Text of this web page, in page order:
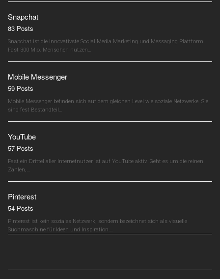
Snapchat
83 Posts
Snapchat ist die innovativste Social Media Marketing und Messaging Plattform.
Fast 300 Mio. Menschen nutzen…
Mobile Messenger
59 Posts
Mobile Messenger befinden sich auf dem gleichen Level wie soziale Netzwerke. Sie
sind fest Bestandteil…
YouTube
57 Posts
Fast ein Drittel aller Internetnutzer ist auf YouTube aktiv. Geht es um die reinen
Zahlen,…
Pinterest
54 Posts
Pinterest ist kein soziales Netzwerk, sondern bezeichnet sich als visuelle
Suchmaschine für Ideen und Inspiration.…